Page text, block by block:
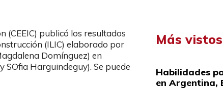
(CEEIC) publicó los resultados
(ILIC) elaborado por
Domínguez) en
Harguindeguy). Se puede
Más vistos
Habilidades
en Argentina,